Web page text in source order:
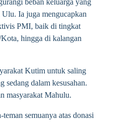
Ia juga mengucapkan
PMI, baik di tingkat
hingga di kalangan
Kutim untuk saling
sedang dalam kesusahan.
masyarakat Mahulu.
semuanya atas donasi